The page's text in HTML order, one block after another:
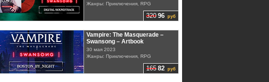
320 96 руб
Жанры: Приключения, RPG
165 82 руб
Vampire: The Masquerade –
Swansong – Artbook
30 мая 2023
Жанры: Приключения, RPG